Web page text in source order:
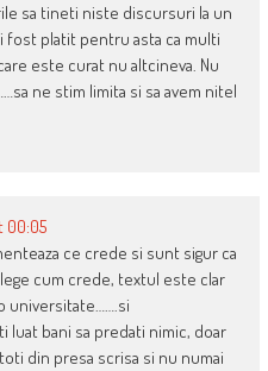
sa tineti niste discursuri la un
fost platit pentru asta ca multi
este curat nu altcineva. Nu
ne stim limita si sa avem nitel
00:05
ce crede si sunt sigur ca
cum crede, textul este clar
universitate…….si
luat bani sa predati nimic, doar
din presa scrisa si nu numai